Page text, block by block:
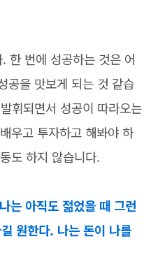
한 번에 성공하는 것은 어
공을 맛보게 되는 것 같습
휘되면서 성공이 따라오는
우고 투자하고 해봐야 하
도 하지 않습니다.
는 아직도 젊었을 때 그런
원한다. 나는 돈이 나를